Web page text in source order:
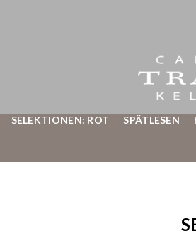
SELEKTIONEN: ROT SPÄTLESEN